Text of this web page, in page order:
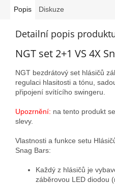
Popis Diskuze
Detailní popis
NGT set 2+1 VS 4X
NGT bezdrátový set hlásičů
regulaci hlasitosti a tónu,
připojení svítícího swingeru.
Upozrnění: na tento produkt
slevy.
Vlastnosti a funkce setu
Snag Bars:
Každý z hlásičů je
záběrovou LED diodou